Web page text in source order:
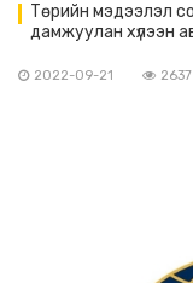
Төрийн мэдээлэл
дамжуулан хүлээн
боллоо
2022-09-21 2637